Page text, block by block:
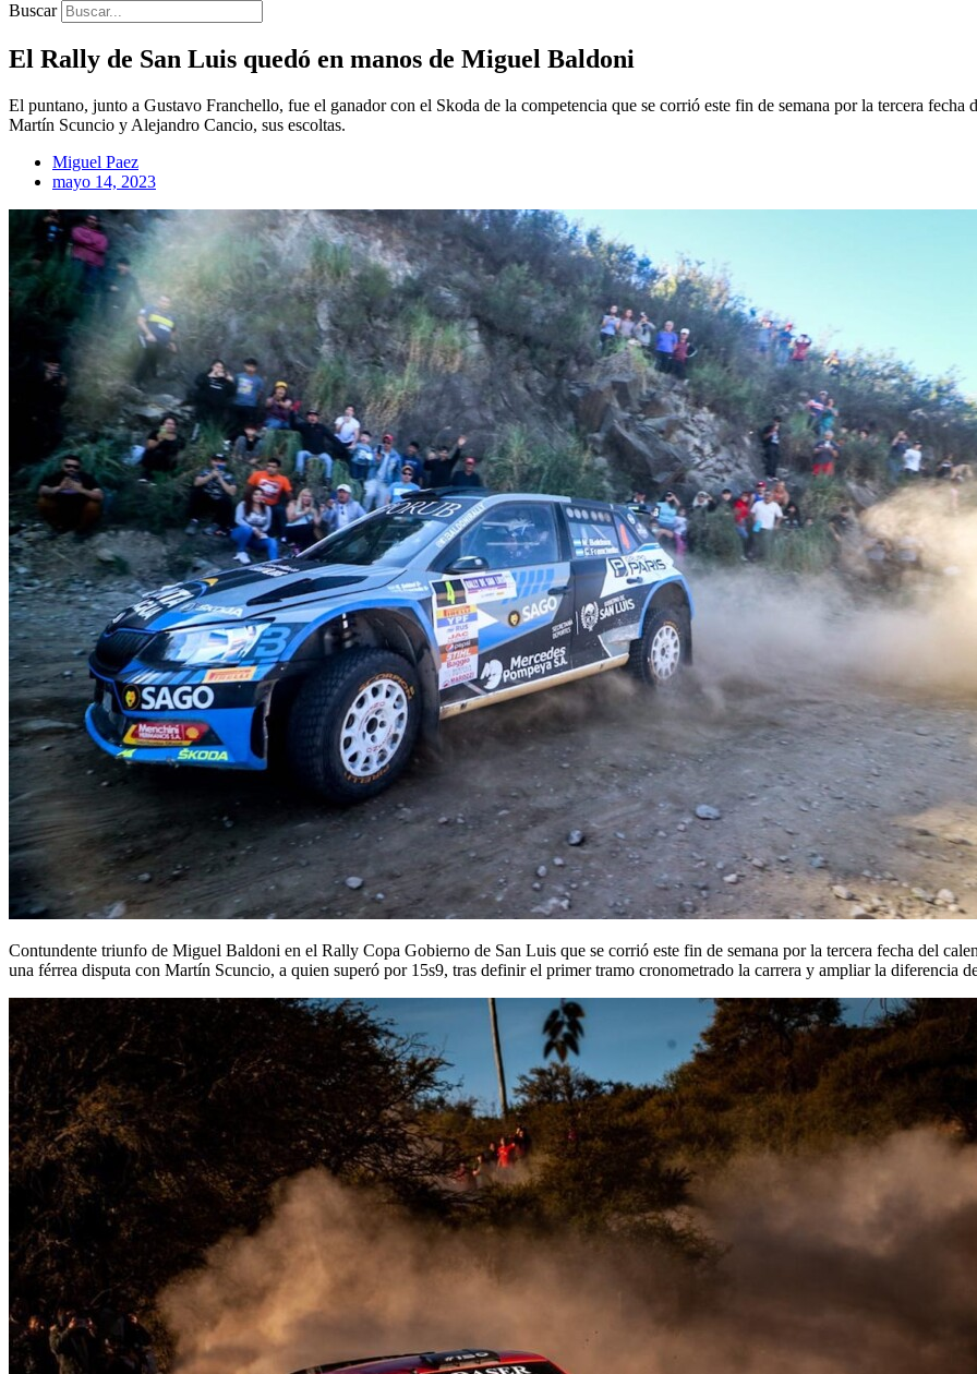
Buscar
El Rally de San Luis quedó en manos de Miguel Baldoni
El puntano, junto a Gustavo Franchello, fue el ganador con el Skoda de la competencia que se corrió este fin de semana por la tercera
Martín Scuncio y Alejandro Cancio, sus escoltas.
Miguel Paez
mayo 14, 2023
Contundente triunfo de Miguel Baldoni en el Rally Copa Gobierno de San Luis que se corrió este fin de semana por la tercera fecha del
una férrea disputa con Martín Scuncio, a quien superó por 15s9, tras definir el primer tramo cronometrado la carrera y ampliar la diferencia